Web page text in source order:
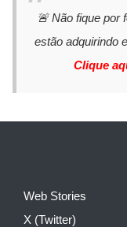
🚨 Não fique por
estão adquirindo
Clique
Web Stories
X (Twitter)